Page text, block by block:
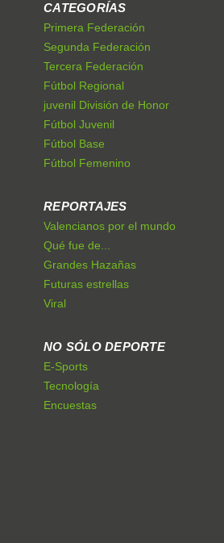
CATEGORÍAS
Primera Federación
Segunda Federación
Tercera Federación
Fútbol Regional
juvenil División de Honor
Fútbol Juvenil
Fútbol Base
Fútbol Femenino
REPORTAJES
Valencianos por el mundo
Qué fue de...
Grandes Hazañas
Futuras estrellas
Viral
NO SÓLO DEPORTE
E-Sports
Tecnología
Encuestas